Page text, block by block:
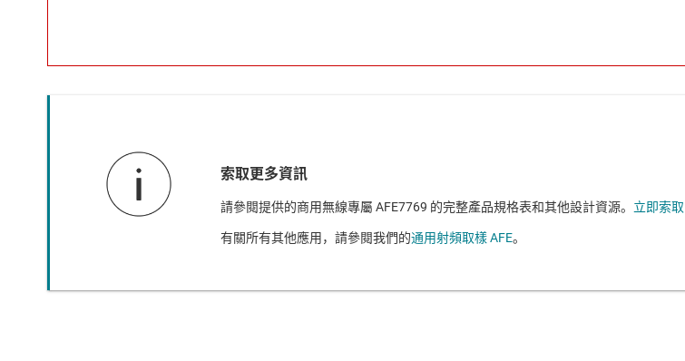
索取更多資訊
請參閱提供的商用無線專屬 AFE7769 的完整產品規格表和其他設計資源。 立即索取
有關所有其他應用，請參閱我們的通用射頻取樣 AFE。